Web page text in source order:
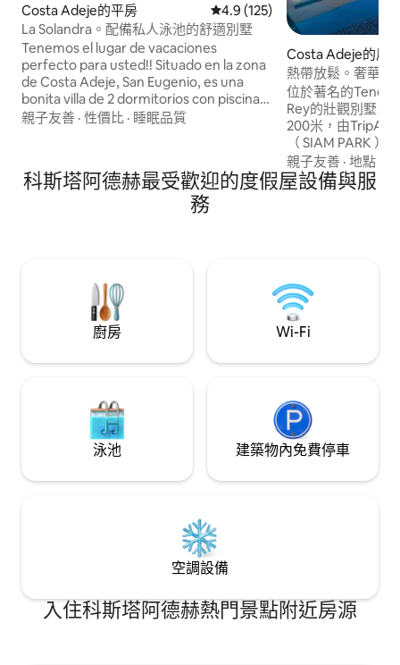
Costa Adeje的平房 從 125 則評價中獲得 4.9 的平
4.9 (125)
La Solandra。配備私人泳池的舒適別墅
Tenemos el lugar de vacaciones
perfecto para usted!! Situado en la zona
de Costa Adeje, San Eugenio, es una
bonita villa de 2 dormitorios con piscina
privada. Dispone de una cocina-salón de
la propiedad está ligeramente elevado
que da lugar a vistas al mar y
cómodamente amueblado y diseñado
親子友善 · 性價比 · 睡眠品質
Costa Adeje的房
熱帶放鬆。奢華。
位於著名的
Rey的壯觀別墅。 它距離世界N1水上公園
200米，由
（ SIAM PARK
的購物中心-暹羅
景色- Playa de
裏。 不同的休息區、日光浴、早餐、精心
客廳，配有小廚房
室都有自己的花園
私。 別墅的每個
親子友善 ·地點
科斯塔阿德赫最受歡迎的度假屋設備與服
務
廚房 Wi-Fi
泳池 建築物內免費停車
空調設備
入住科斯塔阿德赫熱門景點附近房源